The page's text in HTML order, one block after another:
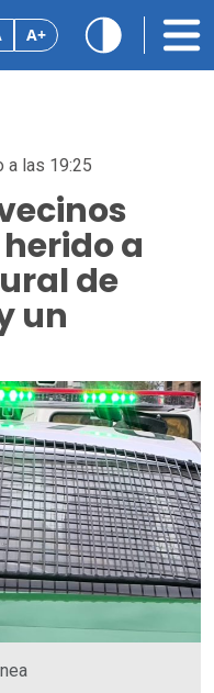
A+
a las 19:25
a
de
un